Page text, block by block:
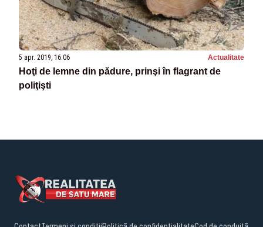
5 apr. 2019, 16:06 Actualitate
Hoţi de lemne din pădure, prinşi în flagrant de
poliţişti